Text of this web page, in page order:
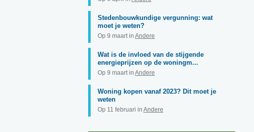
Stedenbouwkundige vergunning: wat
moet je weten?
Op 9 maart in Andere
Wat is de invloed van de stijgende
energieprijzen op de woningm...
Op 9 maart in Andere
Woning kopen vanaf 2023? Dit moet je
weten
Op 11 februari in Andere